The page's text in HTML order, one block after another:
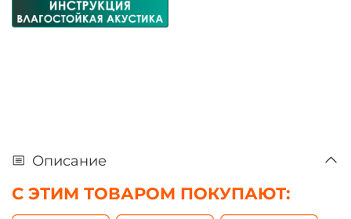
Описание
С ЭТИМ ТОВАРОМ ПОКУПАЮТ: